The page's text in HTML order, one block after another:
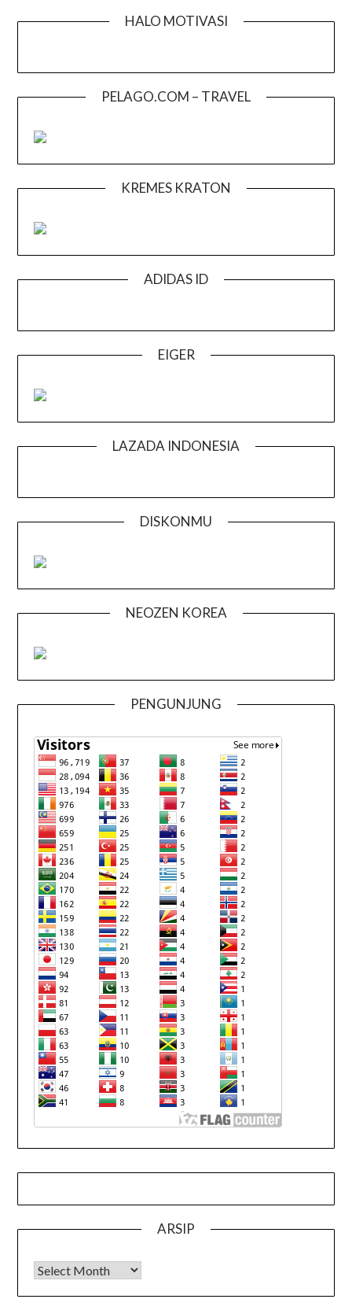
HALO MOTIVASI
PELAGO.COM – TRAVEL
KREMES KRATON
ADIDAS ID
EIGER
LAZADA INDONESIA
DISKONMU
NEOZEN KOREA
PENGUNJUNG
ARSIP
Arsip